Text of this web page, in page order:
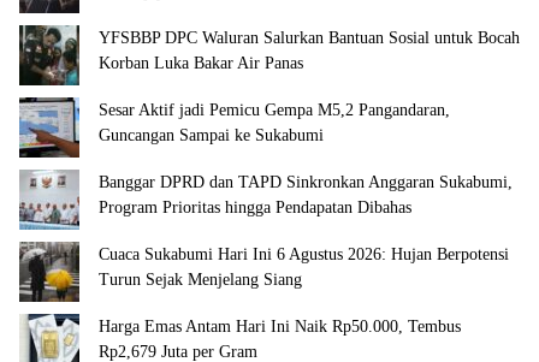
YFSBBP DPC Waluran Salurkan Bantuan Sosial untuk Bocah
Korban Luka Bakar Air Panas
Sesar Aktif jadi Pemicu Gempa M5,2 Pangandaran,
Guncangan Sampai ke Sukabumi
Banggar DPRD dan TAPD Sinkronkan Anggaran Sukabumi,
Program Prioritas hingga Pendapatan Dibahas
Cuaca Sukabumi Hari Ini 6 Agustus 2026: Hujan Berpotensi
Turun Sejak Menjelang Siang
Harga Emas Antam Hari Ini Naik Rp50.000, Tembus
Rp2,679 Juta per Gram